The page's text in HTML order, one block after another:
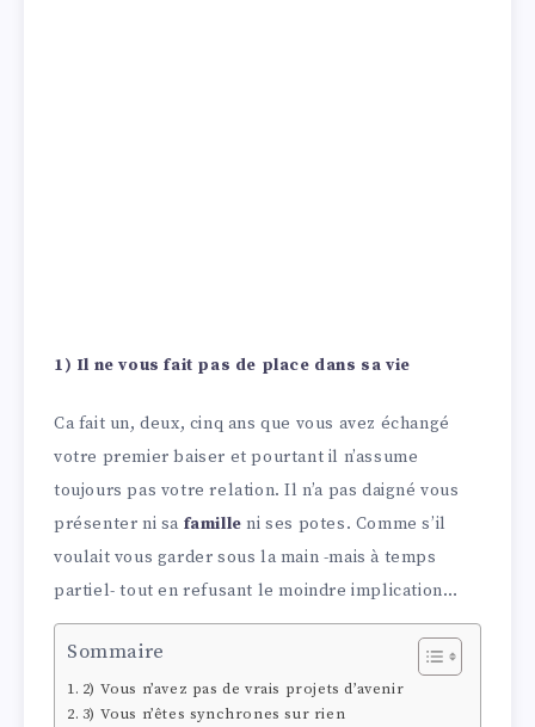
1) Il ne vous fait pas de place dans sa vie
Ca fait un, deux, cinq ans que vous avez échangé
votre premier baiser et pourtant il n’assume
toujours pas votre relation. Il n’a pas daigné vous
présenter ni sa famille ni ses potes. Comme s’il
voulait vous garder sous la main -mais à temps
partiel- tout en refusant le moindre implication…
Sommaire
2) Vous n’avez pas de vrais projets d’avenir
3) Vous n’êtes synchrones sur rien